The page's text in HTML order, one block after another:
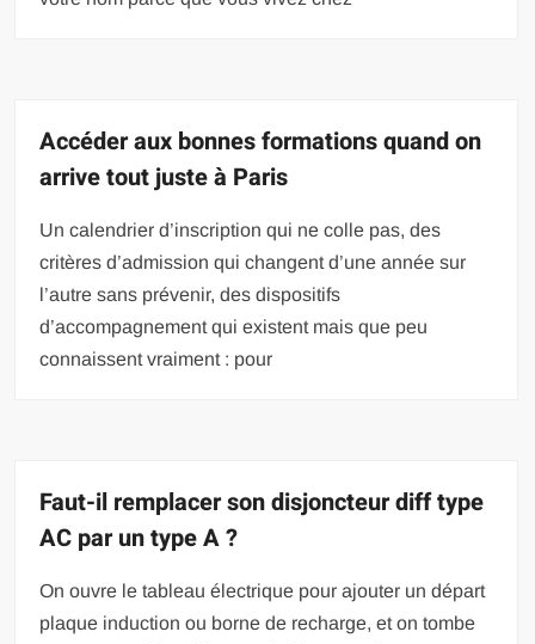
Accéder aux bonnes formations quand on
arrive tout juste à Paris
Un calendrier d’inscription qui ne colle pas, des
critères d’admission qui changent d’une année sur
l’autre sans prévenir, des dispositifs
d’accompagnement qui existent mais que peu
connaissent vraiment : pour
Faut-il remplacer son disjoncteur diff type
AC par un type A ?
On ouvre le tableau électrique pour ajouter un départ
plaque induction ou borne de recharge, et on tombe